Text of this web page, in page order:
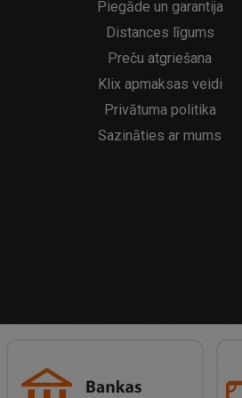
Piegāde un garantija
Distances līgums
Preču atgriešana
Klix apmaksas veidi
Privātuma politika
Sazināties ar mums